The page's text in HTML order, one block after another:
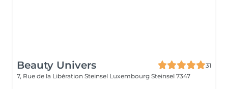
Beauty Univers
31
7, Rue de la Libération Steinsel Luxembourg Steinsel 7347